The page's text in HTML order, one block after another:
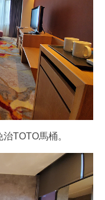
TOTO馬桶。